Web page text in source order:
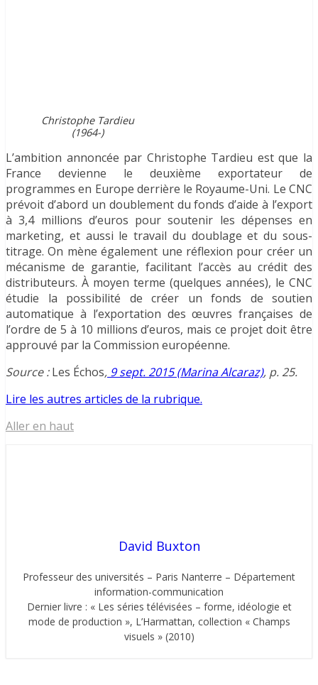
Christophe Tardieu
(1964-)
L’ambition annoncée par Christophe Tardieu est que la
France devienne le deuxième exportateur de
programmes en Europe derrière le Royaume-Uni. Le CNC
prévoit d’abord un doublement du fonds d’aide à l’export
à 3,4 millions d’euros pour soutenir les dépenses en
marketing, et aussi le travail du doublage et du sous-
titrage. On mène également une réflexion pour créer un
mécanisme de garantie, facilitant l’accès au crédit des
distributeurs. À moyen terme (quelques années), le CNC
étudie la possibilité de créer un fonds de soutien
automatique à l’exportation des œuvres françaises de
l’ordre de 5 à 10 millions d’euros, mais ce projet doit être
approuvé par la Commission européenne.
Source :Les Échos, 9 sept. 2015 (Marina Alcaraz), p. 25.
Lire les autres articles de la rubrique.
Aller en haut
David Buxton
Professeur des universités – Paris Nanterre – Département
information-communication
Dernier livre : « Les séries télévisées – forme, idéologie et
mode de production », L’Harmattan, collection « Champs
visuels » (2010)